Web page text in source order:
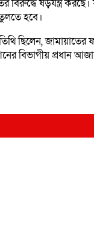
ষড়যন্ত্র করছে।
হবে।
ছিলেন,
বিভাগীয় প্রধান